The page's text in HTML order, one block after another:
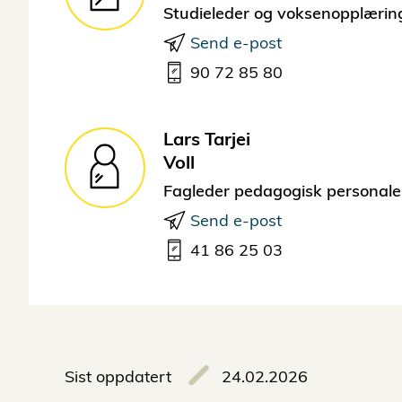
Studieleder og
Send e-post
90 72 85 80
Lars Tarjei
Voll
Fagleder pedagogisk personale
Send e-post
41 86 25 03
Sist oppdatert 24.02.2026